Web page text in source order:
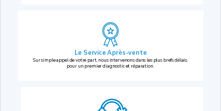
Le Service Après-vente
Sur simple appel de votre part, nous intervenons dans les plus brefs délais,
pour un premier diagnostic et réparation.